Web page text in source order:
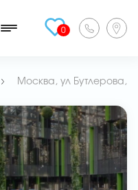
0
Москва, ул Бутлерова,